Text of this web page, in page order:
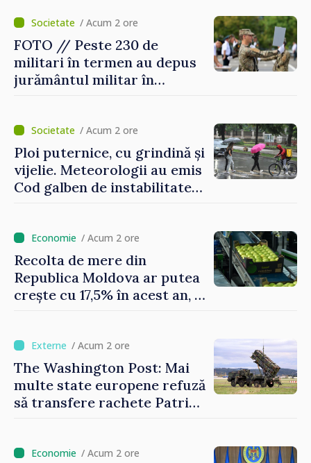
Monitorul Oficial
/ Acum 2 ore
FOTO // Peste 230 de
militari în termen au depus
jurământul militar în
/ Acum 2 ore
Ploi puternice, cu grindină și
vijelie. Meteorologii au emis
Cod galben de instabilitate
/ Acum 2 ore
Recolta de mere din
Republica Moldova ar putea
crește cu 17,5% în acest an, în
/ Acum 2 ore
The Washington Post: Mai
multe state europene refuză
să transfere rachete Patriot
/ Acum 2 ore